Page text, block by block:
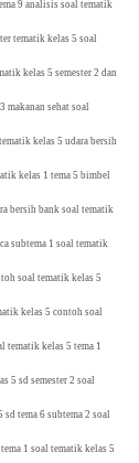
9 analisis soal tematik
tematik kelas 5 soal
kelas 5 semester 2 dan
makanan sehat soal
kelas 5 udara bersih
kelas 1 tema 5 bimbel
bersih bank soal tematik
subtema 1 soal tematik
soal tematik kelas 5
kelas 5 contoh soal
tematik kelas 5 tema 1
5 sd semester 2 soal
tema 6 subtema 2 soal
1 soal tematik kelas 5